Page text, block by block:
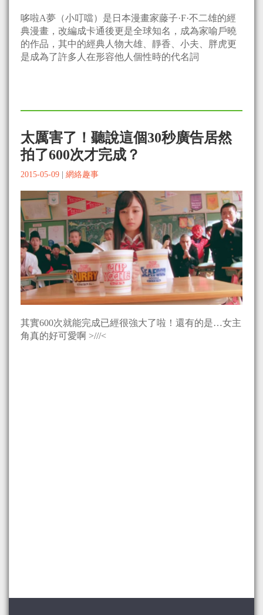
哆啦A夢（小叮噹）是日本漫畫家藤子·F·不二雄的經
典漫畫，改編成卡通後更是全球知名，成為家喻戶曉
的作品，其中的經典人物大雄、靜香、小夫、胖虎更
是成為了許多人在形容他人個性時的代名詞
太厲害了！聽說這個30秒廣告居然
拍了600次才完成？
2015-05-09 網絡趣事
其實600次就能完成已經很強大了啦！還有的是…女主
角真的好可愛啊 >///<